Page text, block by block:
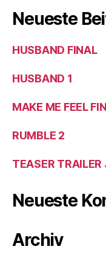
Neueste
HUSBAND FINAL
HUSBAND 1
MAKE ME FEEL
RUMBLE 2
TEASER
Neueste
Archiv